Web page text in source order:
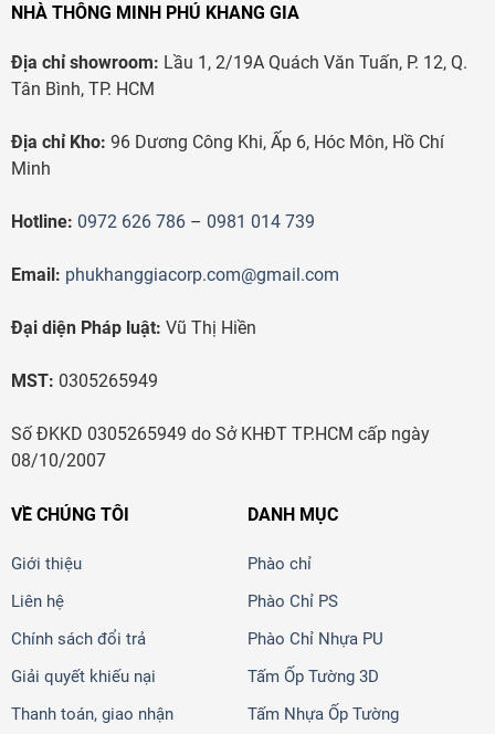
NHÀ THÔNG MINH PHÚ KHANG GIA
Địa chỉ showroom: Lầu 1, 2/19A Quách Văn Tuấn, P. 12, Q.
Tân Bình, TP. HCM
Địa chỉ Kho: 96 Dương Công Khi, Ấp 6, Hóc Môn, Hồ Chí
Minh
Hotline: 0972 626 786 – 0981 014 739
Email: phukhanggiacorp.com@gmail.com
Đại diện Pháp luật: Vũ Thị Hiền
MST: 0305265949
Số ĐKKD 0305265949 do Sở KHĐT TP.HCM cấp ngày
08/10/2007
VỀ CHÚNG TÔI
Giới thiệu
Liên hệ
Chính sách đổi trả
Giải quyết khiếu nại
Thanh toán, giao nhận
DANH MỤC
Phào chỉ
Phào Chỉ PS
Phào Chỉ Nhựa PU
Tấm Ốp Tường 3D
Tấm Nhựa Ốp Tường